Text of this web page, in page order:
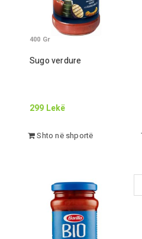
Sugo verdure
400 Gr
299 Lekë
Shto në shportë